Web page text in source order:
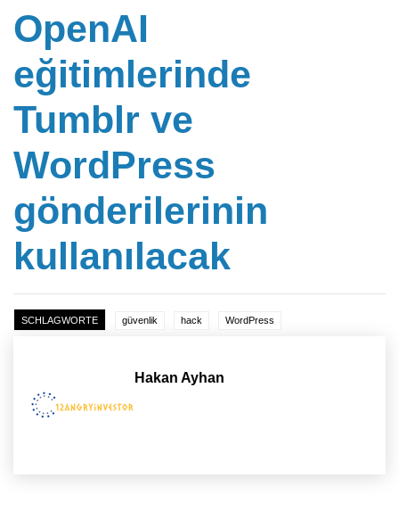
OpenAI
eğitimlerinde
Tumblr ve
WordPress
gönderilerinin
kullanılacak
SCHLAGWORTE güvenlik hack WordPress
Hakan Ayhan